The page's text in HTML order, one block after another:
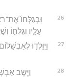
26
וּֽבְגַלְּחוֹ֮
עָלָ֖יו וְגִלְּח֑וֹ
27
וַיִּֽוָּלְד֤וּ
28 וַיֵּ֧שֶׁב